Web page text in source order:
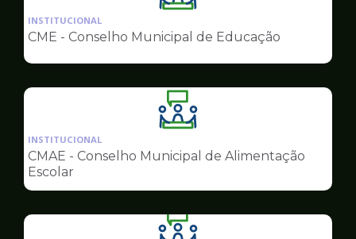
da
pagina
Conselhos
INSTITUCIONAL
CME - Conselho Municipal de Educação
Ilustração
da
pagina
Conselhos
INSTITUCIONAL
CMAE - Conselho Municipal de Alimentação
Escolar